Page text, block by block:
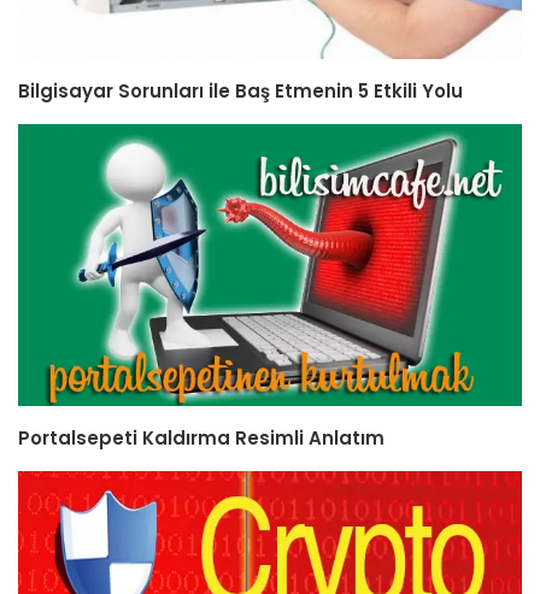
Bilgisayar Sorunları ile Baş Etmenin 5 Etkili Yolu
Portalsepeti Kaldırma Resimli Anlatım